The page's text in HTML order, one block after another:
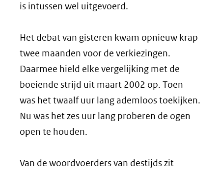
is intussen wel uitgevoerd.
Het debat van gisteren kwam opnieuw krap
twee maanden voor de verkiezingen.
Daarmee hield elke vergelijking met de
boeiende strijd uit maart 2002 op. Toen
was het twaalf uur lang ademloos toekijken.
Nu was het zes uur lang proberen de ogen
open te houden.
Van de woordvoerders van destijds zit